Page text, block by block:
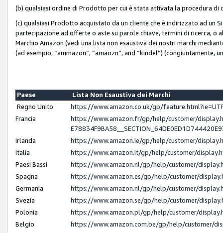
(b) qualsiasi ordine di Prodotto per cui è stata attivata la procedura di
(c) qualsiasi Prodotto acquistato da un cliente che è indirizzato ad un
partecipazione ad offerte o aste su parole chiave, termini di ricerca,
Marchio Amazon (vedi una lista non esaustiva dei nostri marchi
(ad esempio, “ammazon”, “amaozn”, and “kindel”) (congiuntamente,
Paese
Lista Non Esaustiva dei Marchi
Regno Unito
https://www.amazon.co.uk/gp/
Francia
https://www.amazon.fr/gp/help/customer/
Irlanda
https://www.amazon.ie/gp/help/customer/
Italia
https://www.amazon.it/gp/help/customer/
Paesi Bassi
https://www.amazon.nl/gp/help/customer/
Spagna
https://www.amazon.es/gp/help/customer/
Germania
https://www.amazon.nl/gp/help/customer/
Svezia
https://www.amazon.se/gp/help/customer/
Polonia
https://www.amazon.pl/gp/help/customer/
Belgio
https://www.amazon.com.be/gp/help/customer/